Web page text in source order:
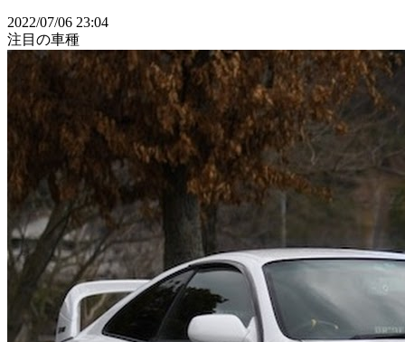
2022/07/06 23:04
注目の車種